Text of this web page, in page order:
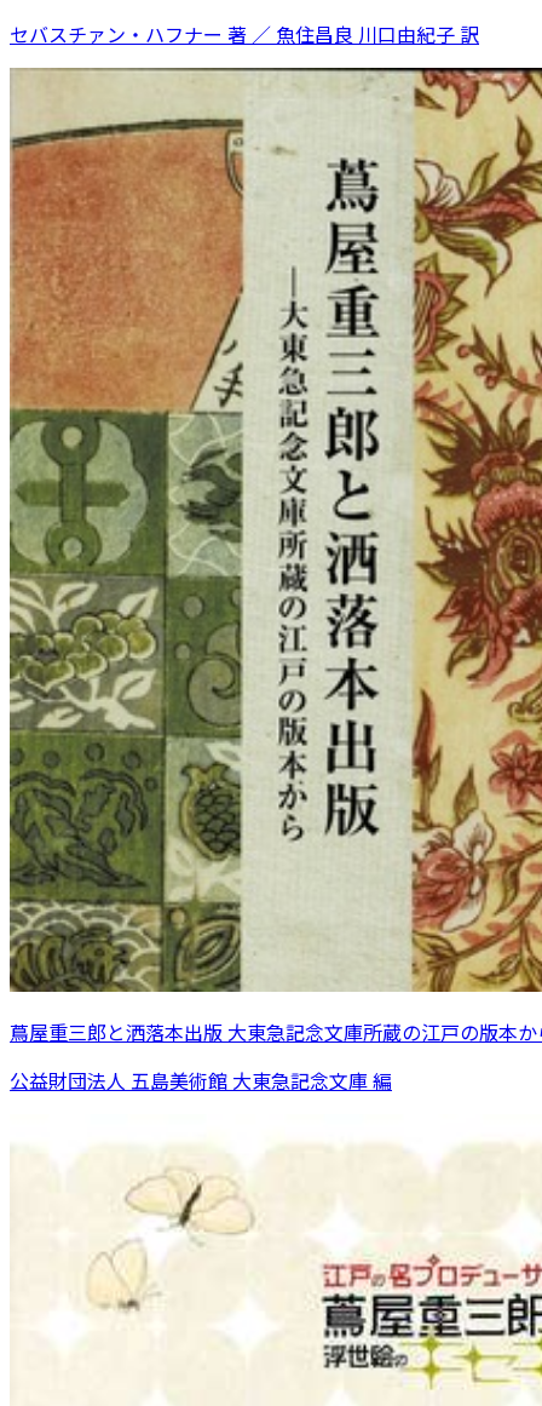
セバスチァン・ハフナー 著 ／ 魚住昌良 川口由紀子 訳
蔦屋重三郎と洒落本出版 大東急記念文庫所蔵の江戸の版本
公益財団法人 五島美術館 大東急記念文庫 編